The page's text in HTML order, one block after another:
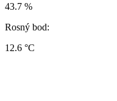
43.7 %
Rosný bod:
12.6 °C